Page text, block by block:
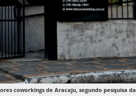
coworkings de Aracaju, segundo pesquisa